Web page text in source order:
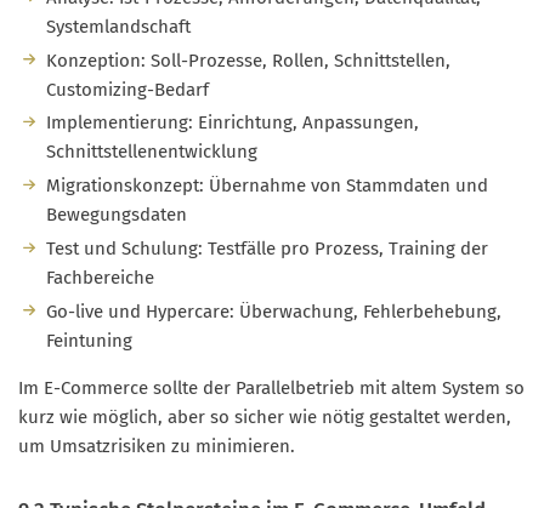
Systemlandschaft
Konzeption: Soll-Prozesse, Rollen, Schnittstellen,
Customizing-Bedarf
Implementierung: Einrichtung, Anpassungen,
Schnittstellenentwicklung
Migrationskonzept: Übernahme von Stammdaten und
Bewegungsdaten
Test und Schulung: Testfälle pro Prozess, Training der
Fachbereiche
Go-live und Hypercare: Überwachung, Fehlerbehebung,
Feintuning
Im E-Commerce sollte der Parallelbetrieb mit altem System so
kurz wie möglich, aber so sicher wie nötig gestaltet werden,
um Umsatzrisiken zu minimieren.